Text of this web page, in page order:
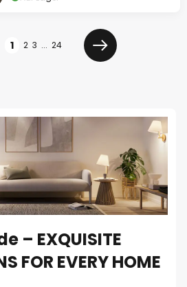
1 2 3 ... 24
Weiter
– EXQUISITE
FOR EVERY HOME